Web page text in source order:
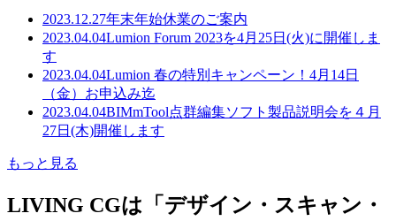
2023.12.27年末年始休業のご案内
2023.04.04Lumion Forum 2023を4月25日(火)に開催しま
す
2023.04.04Lumion 春の特別キャンペーン！4月14日
（金）お申込み迄
2023.04.04BIMmTool点群編集ソフト製品説明会を４月
27日(木)開催します
もっと見る
LIVING CGは「デザイン・スキャン・